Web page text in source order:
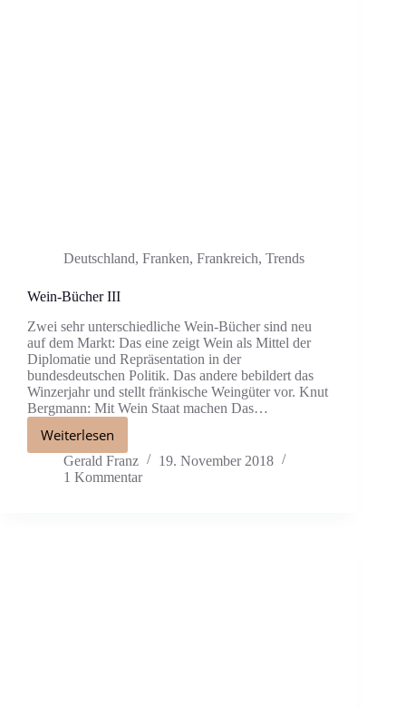
Deutschland, Franken, Frankreich, Trends
Wein-Bücher III
Zwei sehr unterschiedliche Wein-Bücher sind neu
auf dem Markt: Das eine zeigt Wein als Mittel der
Diplomatie und Repräsentation in der
bundesdeutschen Politik. Das andere bebildert das
Winzerjahr und stellt fränkische Weingüter vor. Knut
Bergmann: Mit Wein Staat machen Das…
Weiterlesen
Gerald Franz
19. November 2018
1 Kommentar